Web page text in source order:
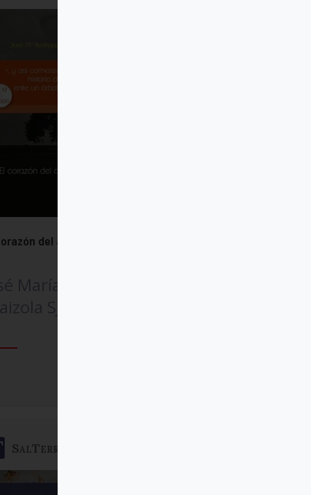
del árbol solitario
SalTerrae